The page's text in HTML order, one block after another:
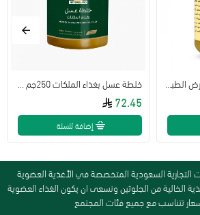
72.45
إضافة للسلة
التجارية السعودية المتخصصة في الأغذية العضوية
الخالية من الجلوتين ونسعى ان يكون الغذاء العضوية
تتناسب مع جميع فئات المجتمع